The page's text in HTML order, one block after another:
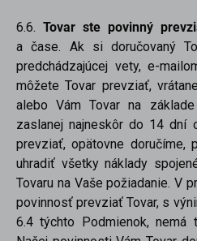
6.6. Tovar ste povinný
a čase. Ak si doručovaný
predchádzajúcej vety, e-
môžete Tovar prevziať,
alebo Vám Tovar na
zaslanej najneskôr do 14
prevziať, opätovne doručíme,
uhradiť všetky náklady
Tovaru na Vaše požiadanie. V
povinnosť prevziať Tovar, s
6.4 týchto Podmienok, nemá